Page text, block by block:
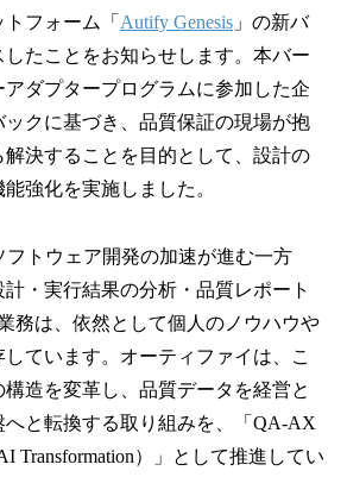
フォーム「 Autify Genesis 」の新バ
たことをお知らせします。本バー
ダプタープログラムに参加した企
クに基づき、品質保証の現場が抱
解決することを目的として、設計の
強化を実施しました。
トウェア開発の加速が進む一方
・実行結果の分析・品質レポート
務は、依然として個人のノウハウや
ています。オーティファイは、こ
造を変革し、品質データを経営と
へと転換する取り組みを、「QA-AX
AI Transformation）」として推進してい